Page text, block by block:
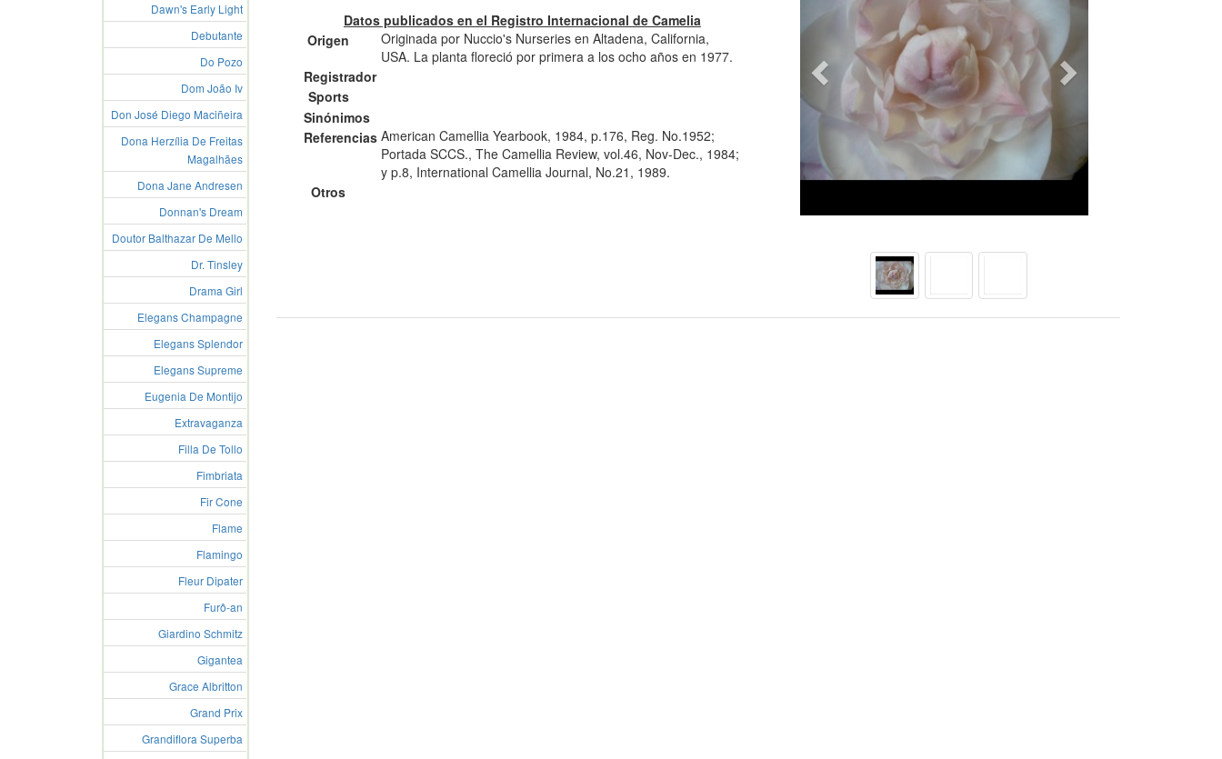
Dawn's Early Light
Debutante
Do Pozo
Dom João Iv
Don José Diego Maciñeira
Dona Herzília De Freitas
Magalhães
Dona Jane Andresen
Donnan's Dream
Doutor Balthazar De Mello
Dr. Tinsley
Drama Girl
Elegans Champagne
Elegans Splendor
Elegans Supreme
Eugenia De Montijo
Extravaganza
Filla De Tollo
Fimbriata
Fir Cone
Flame
Flamingo
Fleur Dipater
Furô-an
Giardino Schmitz
Gigantea
Grace Albritton
Grand Prix
Grandiflora Superba
Datos publicados en el Registro Internacional de Camelia
Origen
Originada por Nuccio's Nurseries en Altadena, California,
USA. La planta floreció por primera a los ocho años en 1977.
Registrador
Sports
Sinónimos
Referencias American Camellia Yearbook, 1984, p.176, Reg. No.1952;
Portada SCCS., The Camellia Review, vol.46, Nov-Dec., 1984;
y p.8, International Camellia Journal, No.21, 1989.
Otros